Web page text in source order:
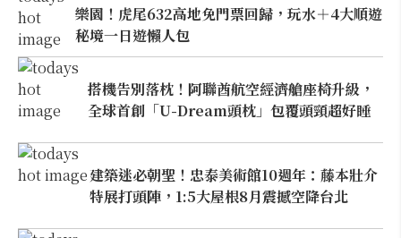
樂園！虎尾632高地免門票回歸，玩水＋4大順遊
秘境一日遊懶人包
搭機告別落枕！阿聯酋航空經濟艙座椅升級，
全球首創「U-Dream頭枕」包覆頭頸超好睡
建築迷必朝聖！忠泰美術館10週年：藤本壯介
特展打頭陣，1:5大屋根8月震撼空降台北